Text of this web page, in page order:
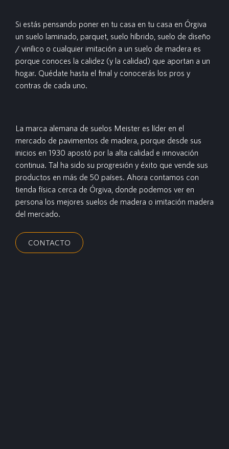
Si estás pensando poner en tu casa en tu casa en Órgiva
un suelo laminado, parquet, suelo híbrido, suelo de diseño
/ vinílico o cualquier imitación a un suelo de madera es
porque conoces la calidez (y la calidad) que aportan a un
hogar. Quédate hasta el final y conocerás los pros y
contras de cada uno.
La marca alemana de suelos Meister es líder en el
mercado de pavimentos de madera, porque desde sus
inicios en 1930 apostó por la alta calidad e innovación
continua. Tal ha sido su progresión y éxito que vende sus
productos en más de 50 países. Ahora contamos con
tienda física cerca de Órgiva, donde podemos ver en
persona los mejores suelos de madera o imitación madera
del mercado.
CONTACTO